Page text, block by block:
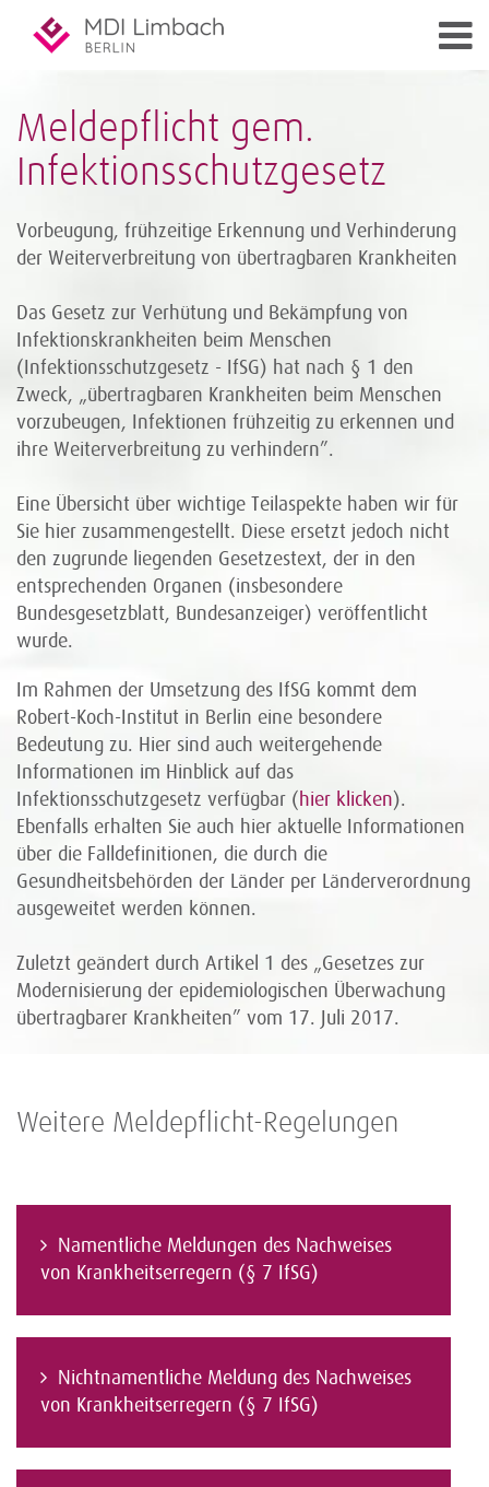
Meldepflicht gem.
Infektionsschutzgesetz
Vorbeugung, frühzeitige Erkennung und Verhinderung
der Weiterverbreitung von übertragbaren Krankheiten
Das Gesetz zur Verhütung und Bekämpfung von
Infektionskrankheiten beim Menschen
(Infektionsschutzgesetz - IfSG) hat nach § 1 den
Zweck, „übertragbaren Krankheiten beim Menschen
vorzubeugen, Infektionen frühzeitig zu erkennen und
ihre Weiterverbreitung zu verhindern”.
Eine Übersicht über wichtige Teilaspekte haben wir für
Sie hier zusammengestellt. Diese ersetzt jedoch nicht
den zugrunde liegenden Gesetzestext, der in den
entsprechenden Organen (insbesondere
Bundesgesetzblatt, Bundesanzeiger) veröffentlicht
wurde.
Im Rahmen der Umsetzung des IfSG kommt dem
Robert-Koch-Institut in Berlin eine besondere
Bedeutung zu. Hier sind auch weitergehende
Informationen im Hinblick auf das
Infektionsschutzgesetz verfügbar ( hier klicken).
Ebenfalls erhalten Sie auch hier aktuelle Informationen
über die Falldefinitionen, die durch die
Gesundheitsbehörden der Länder per Länderverordnung
ausgeweitet werden können.
Zuletzt geändert durch Artikel 1 des „Gesetzes zur
Modernisierung der epidemiologischen Überwachung
übertragbarer Krankheiten” vom 17. Juli 2017.
Weitere Meldepflicht-Regelungen
Namentliche Meldungen des Nachweises
von Krankheitserregern (§ 7 IfSG)
Nichtnamentliche Meldung des Nachweises
von Krankheitserregern (§ 7 IfSG)